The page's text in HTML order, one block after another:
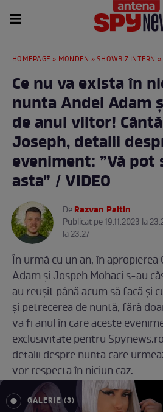
HOMEPAGE » MONDEN »SHOWBIZ INTERN » Ce
Ce nu va exista în
nunta Andei Adam
de anul viitor!
Joseph, detalii
eveniment: ”Vă
asta” / VIDEO
DeRazvan Paltin.
Publicat pe 19.11.2023 la
la 23:27
În urmă cu un an, în apropierea
Adam și Jospeh Mohaci s-au
au reușit până acum să facă și
și petrecerea de nuntă, fără
va fi anul în care aceste
exclusivitate pentru
detalii despre nunta care
vor respecta în niciun caz.
GALERIE (3)